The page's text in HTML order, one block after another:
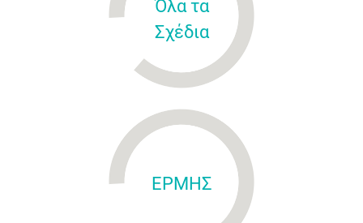
Όλα τα
Σχέδια
ΕΡΜΗΣ